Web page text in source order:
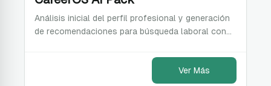
Análisis inicial del perfil profesional y generación
de recomendaciones para búsqueda laboral con
Ver Más